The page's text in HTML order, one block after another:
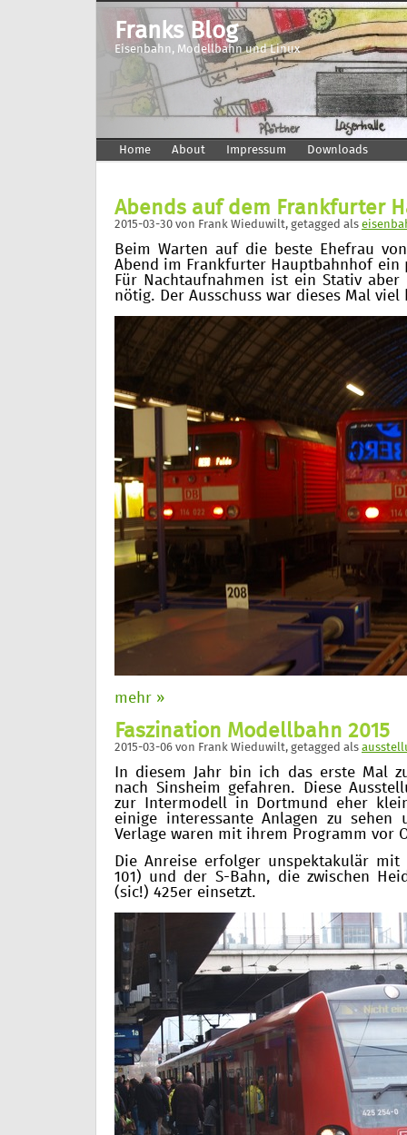
Franks Blog
Eisenbahn, Modellbahn und Linux
Home About Impressum Downloads
Abends auf dem Frankfurter
2015-03-30 von Frank Wieduwilt, getagged als
Beim Warten auf die beste Ehefrau
Abend im Frankfurter Hauptbahnhof ein
Für Nachtaufnahmen ist ein Stativ
nötig. Der Ausschuss war dieses Mal
mehr »
Faszination Modellbahn 2015
2015-03-06 von Frank Wieduwilt, getagged als
In diesem Jahr bin ich das erste Mal
nach Sinsheim gefahren. Diese
zur Intermodell in Dortmund eher
einige interessante Anlagen zu sehen
Verlage waren mit ihrem Programm vor
Die Anreise erfolger unspektakulär
101) und der S-Bahn, die zwischen
(sic!) 425er einsetzt.